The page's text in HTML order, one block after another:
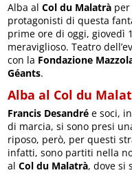
Alba alCol du Malatrà
protagonisti di questa
prime ore di oggi, giovedì
meraviglioso. Teatro
con la Fondazione
Géants.
Alba al Col du
Francis Desandré e soci,
di marcia, si sono presi
riposo, però, per questi
infatti, sono partiti nella
alCol du Malatrà, dove si